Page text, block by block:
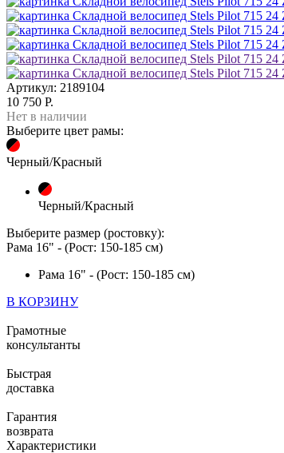
Артикул: 2189104
10 750 Р.
Нет в наличии
Выберите цвет рамы:
Черный/Красный
Черный/Красный
Выберите размер (ростовку):
Рама 16" - (Рост: 150-185 см)
Рама 16" - (Рост: 150-185 см)
В КОРЗИНУ
Грамотные
консультанты
Быстрая
доставка
Гарантия
возврата
Характеристики